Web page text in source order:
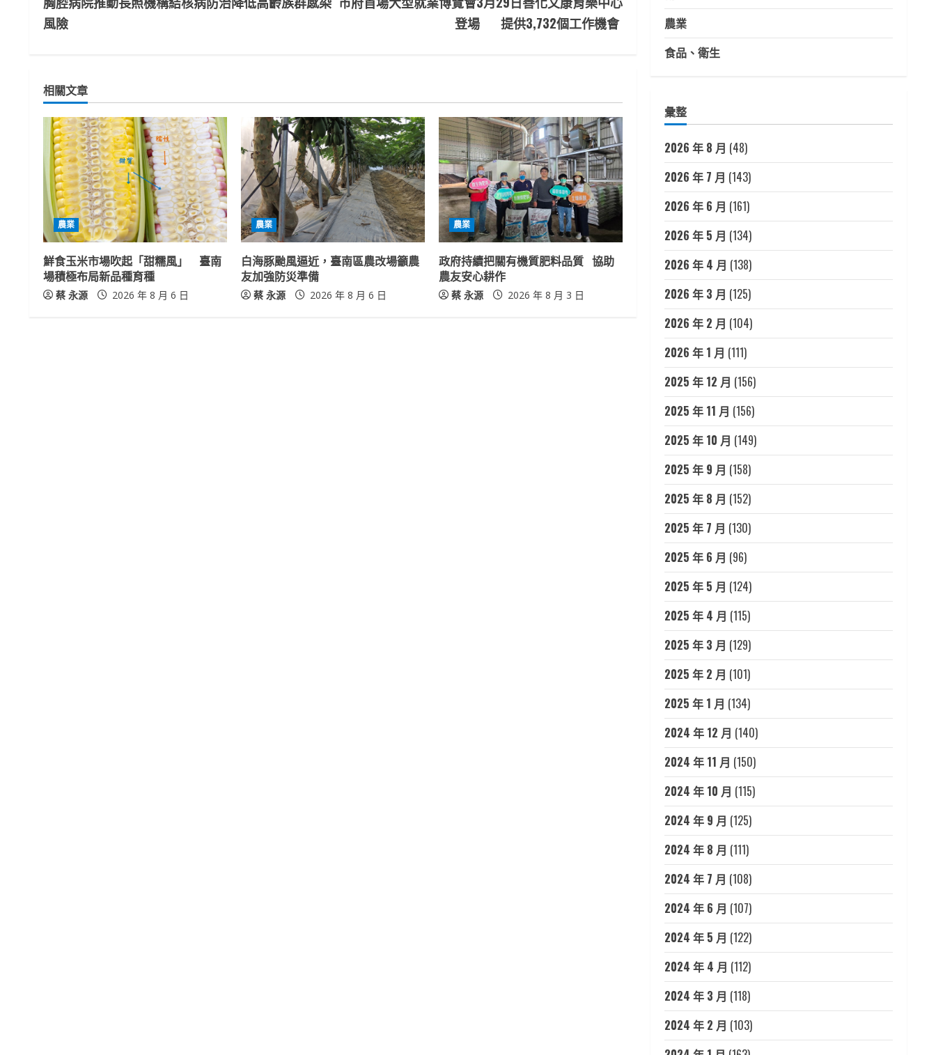
o
i
n
u
e
R
e
a
d
風險
登場 提供3,732個工作機會
相關文章
農業
鮮食玉米市場吹起「甜糯風」 臺南
場積極布局新品種育種
蔡 永源 2026 年 8 月 6 日
農業
白海豚颱風逼近，臺南區農改場籲農
友加強防災準備
蔡 永源 2026 年 8 月 6 日
農業
政府持續把關有機質肥料品質 協助
農友安心耕作
蔡 永源 2026 年 8 月 3 日
農業
食品、衛生
彙整
2026 年 8 月 (48)
2026 年 7 月 (143)
2026 年 6 月 (161)
2026 年 5 月 (134)
2026 年 4 月 (138)
2026 年 3 月 (125)
2026 年 2 月 (104)
2026 年 1 月 (111)
2025 年 12 月 (156)
2025 年 11 月 (156)
2025 年 10 月 (149)
2025 年 9 月 (158)
2025 年 8 月 (152)
2025 年 7 月 (130)
2025 年 6 月 (96)
2025 年 5 月 (124)
2025 年 4 月 (115)
2025 年 3 月 (129)
2025 年 2 月 (101)
2025 年 1 月 (134)
2024 年 12 月 (140)
2024 年 11 月 (150)
2024 年 10 月 (115)
2024 年 9 月 (125)
2024 年 8 月 (111)
2024 年 7 月 (108)
2024 年 6 月 (107)
2024 年 5 月 (122)
2024 年 4 月 (112)
2024 年 3 月 (118)
2024 年 2 月 (103)